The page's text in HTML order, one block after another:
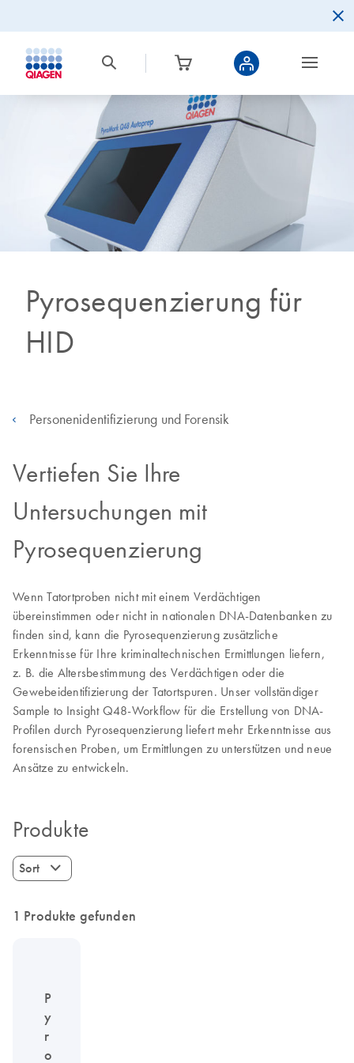
Pyrosequenzierung für
HID
Personenidentifizierung und Forensik
Vertiefen Sie Ihre
Untersuchungen mit
Pyrosequenzierung
Wenn Tatortproben nicht mit einem Verdächtigen
übereinstimmen oder nicht in nationalen DNA-Datenbanken zu
finden sind, kann die Pyrosequenzierung zusätzliche
Erkenntnisse für Ihre kriminaltechnischen Ermittlungen liefern,
z. B. die Altersbestimmung des Verdächtigen oder die
Gewebeidentifizierung der Tatortspuren. Unser vollständiger
Sample to Insight Q48-Workflow für die Erstellung von DNA-
Profilen durch Pyrosequenzierung liefert mehr Erkenntnisse aus
forensischen Proben, um Ermittlungen zu unterstützen und neue
Ansätze zu entwickeln.
Produkte
Sort
1 Produkte gefunden
P
y
r
o